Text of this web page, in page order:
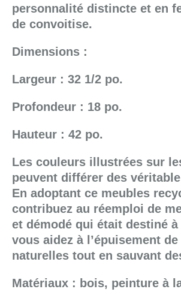
personnalité distincte et en
de convoitise.
Dimensions :
Largeur : 32 1/2 po.
Profondeur : 18 po.
Hauteur : 42 po.
Les couleurs illustrées sur
peuvent différer des
En adoptant ce meubles
contribuez au réemploi de
et démodé qui était destiné à
vous aidez à l’épuisement
naturelles tout en sauvant
Matériaux : bois, peinture à